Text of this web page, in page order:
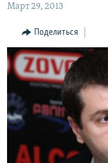
Перейти
поиску
РЕГИОН
НАГОРНЫЙ КАРАБАХ
КУЛЬТУРА
СПОРТ
АРХИВ
Հայերեն
English
Март 29, 2013
Поделиться